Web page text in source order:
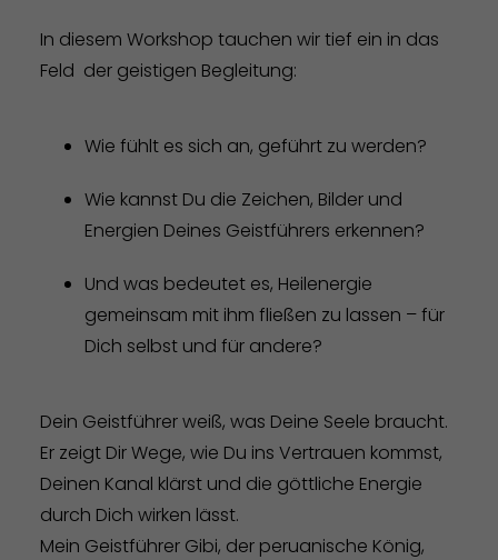
In diesem Workshop tauchen wir tief ein in das
Feld der geistigen Begleitung:
Wie fühlt es sich an, geführt zu werden?
Wie kannst Du die Zeichen, Bilder und
Energien Deines Geistführers erkennen?
Und was bedeutet es, Heilenergie
gemeinsam mit ihm fließen zu lassen – für
Dich selbst und für andere?
Dein Geistführer weiß, was Deine Seele braucht.
Er zeigt Dir Wege, wie Du ins Vertrauen kommst,
Deinen Kanal klärst und die göttliche Energie
durch Dich wirken lässt.
Mein Geistführer Gibi, der peruanische König,